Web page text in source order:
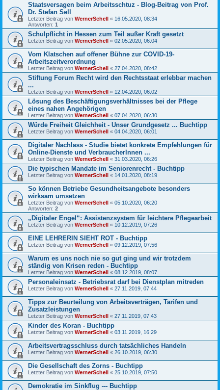
Staatsversagen beim Arbeitsschtuz - Blog-Beitrag von Prof.
Dr. Stefan Sell
Letzter Beitrag von WernerSchell « 16.05.2020, 08:34
Antworten: 1
Schulpflicht in Hessen zum Teil außer Kraft gesetzt
Letzter Beitrag von WernerSchell « 02.05.2020, 06:04
Vom Klatschen auf offener Bühne zur COVID-19-
Arbeitszeitverordnung
Letzter Beitrag von WernerSchell « 27.04.2020, 08:42
Stiftung Forum Recht wird den Rechtsstaat erlebbar machen
...
Letzter Beitrag von WernerSchell « 12.04.2020, 06:02
Lösung des Beschäftigungsverhältnisses bei der Pflege
eines nahen Angehörigen
Letzter Beitrag von WernerSchell « 07.04.2020, 06:30
Würde Freiheit Gleichheit - Unser Grundgesetz ... Buchtipp
Letzter Beitrag von WernerSchell « 04.04.2020, 06:01
Digitaler Nachlass - Studie bietet konkrete Empfehlungen für
Online-Dienste und VerbraucherInnen ...
Letzter Beitrag von WernerSchell « 31.03.2020, 06:26
Die typischen Mandate im Seniorenrecht - Buchtipp
Letzter Beitrag von WernerSchell « 14.01.2020, 08:19
So können Betriebe Gesundheitsangebote besonders
wirksam umsetzen
Letzter Beitrag von WernerSchell « 05.10.2020, 06:20
Antworten: 2
„Digitaler Engel“: Assistenzsystem für leichtere Pflegearbeit
Letzter Beitrag von WernerSchell « 10.12.2019, 07:26
EINE LEHRERIN SIEHT ROT - Buchtipp
Letzter Beitrag von WernerSchell « 09.12.2019, 07:56
Warum es uns noch nie so gut ging und wir trotzdem
ständig von Krisen reden - Buchtipp
Letzter Beitrag von WernerSchell « 08.12.2019, 08:07
Personaleinsatz - Betriebsrat darf bei Dienstplan mitreden
Letzter Beitrag von WernerSchell « 27.11.2019, 07:44
Tipps zur Beurteilung von Arbeitsverträgen, Tarifen und
Zusatzleistungen
Letzter Beitrag von WernerSchell « 27.11.2019, 07:43
Kinder des Koran - Buchtipp
Letzter Beitrag von WernerSchell « 03.11.2019, 16:29
Arbeitsvertragsschluss durch tatsächliches Handeln
Letzter Beitrag von WernerSchell « 26.10.2019, 06:30
Die Gesellschaft des Zorns - Buchtipp
Letzter Beitrag von WernerSchell « 25.10.2019, 07:50
Demokratie im Sinkflug --- Buchtipp